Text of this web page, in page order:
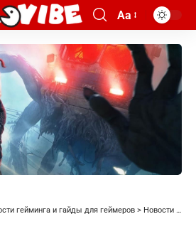
Aa
гейминга и гайды для геймеров > Новости